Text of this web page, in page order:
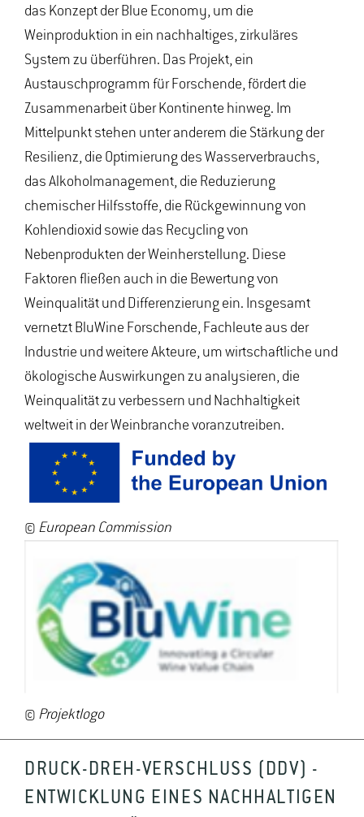
das Konzept der Blue Economy, um die
Weinproduktion in ein nachhaltiges, zirkuläres
System zu überführen. Das Projekt, ein
Austauschprogramm für Forschende, fördert die
Zusammenarbeit über Kontinente hinweg. Im
Mittelpunkt stehen unter anderem die Stärkung der
Resilienz, die Optimierung des Wasserverbrauchs,
das Alkoholmanagement, die Reduzierung
chemischer Hilfsstoffe, die Rückgewinnung von
Kohlendioxid sowie das Recycling von
Nebenprodukten der Weinherstellung. Diese
Faktoren fließen auch in die Bewertung von
Weinqualität und Differenzierung ein. Insgesamt
vernetzt BluWine Forschende, Fachleute aus der
Industrie und weitere Akteure, um wirtschaftliche und
ökologische Auswirkungen zu analysieren, die
Weinqualität zu verbessern und Nachhaltigkeit
weltweit in der Weinbranche voranzutreiben.
© European Commission
© Projektlogo
DRUCK-DREH-VERSCHLUSS (DDV) -
ENTWICKLUNG EINES NACHHALTIGEN